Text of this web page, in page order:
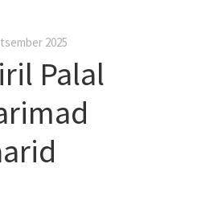
2025
Palal